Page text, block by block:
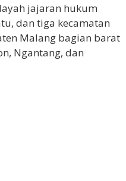
jajaran hukum
dan tiga kecamatan
Malang bagian barat
Ngantang, dan